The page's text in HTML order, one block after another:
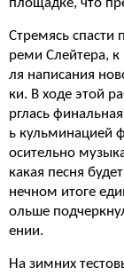
площадке, что
Стремясь спасти
реми Слейтера,
ля написания
ки. В ходе этой
рглась
ь кульминацией
осительно
какая песня
нечном итоге
ольше
ении.
На зимних